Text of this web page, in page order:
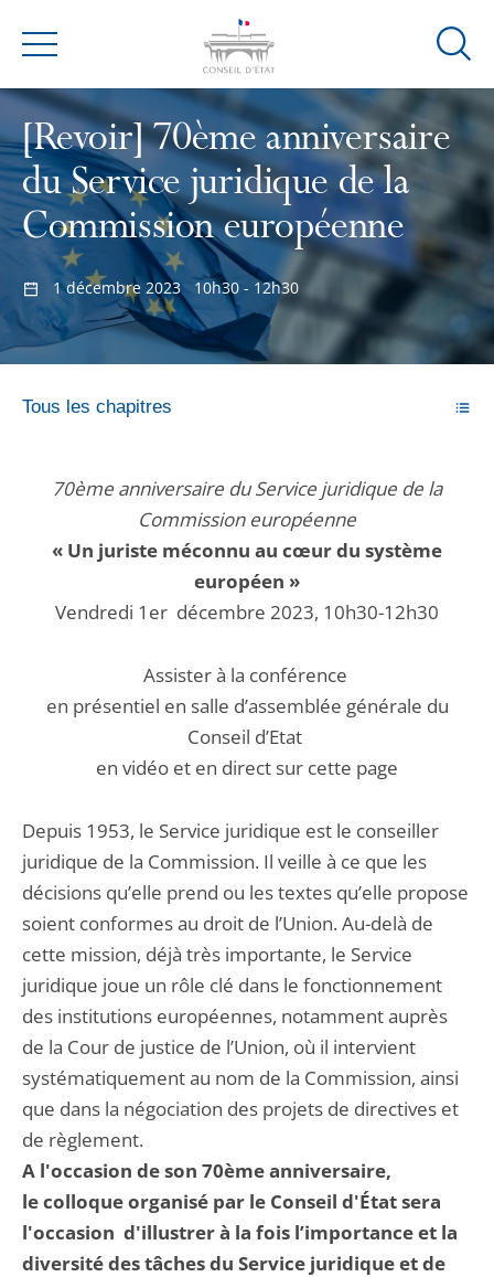
Menu
Ouvrir
de
[Revoir] 70ème anniversaire
du Service juridique de la
Commission européenne
1 décembre 2023 10h30 - 12h30
Tous les chapitres
70ème anniversaire du Service juridique de la
Commission européenne
« Un juriste méconnu au cœur du système
européen »
Vendredi 1er décembre 2023, 10h30-12h30
Assister à la conférence
en présentiel en salle d’assemblée générale du
Conseil d’Etat
en vidéo et en direct sur cette page
Depuis 1953, le Service juridique est le conseiller
juridique de la Commission. Il veille à ce que les
décisions qu’elle prend ou les textes qu’elle propose
soient conformes au droit de l’Union. Au-delà de
cette mission, déjà très importante, le Service
juridique joue un rôle clé dans le fonctionnement
des institutions européennes, notamment auprès
de la Cour de justice de l’Union, où il intervient
systématiquement au nom de la Commission, ainsi
que dans la négociation des projets de directives et
de règlement.
A l'occasion de son 70ème anniversaire,
le colloque organisé par le Conseil d'État sera
l'occasion d'illustrer à la fois l’importance et la
diversité des tâches du Service juridique et de